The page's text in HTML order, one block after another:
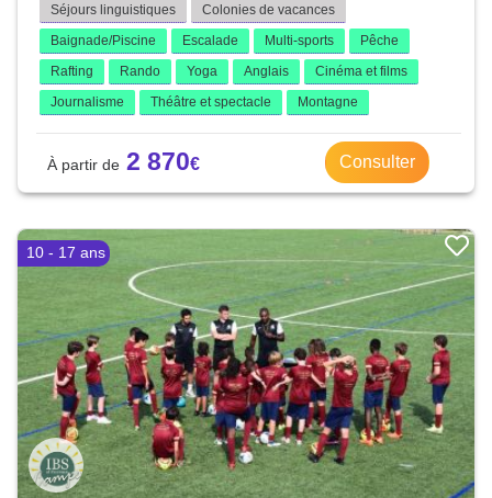
Séjours linguistiques
Colonies de vacances
Baignade/Piscine
Escalade Multi-sports
Pêche
Rafting
Rando Yoga Anglais
Cinéma et films
Journalisme
Théâtre et spectacle Montagne
2 870 Consulter
10 - 17 ans